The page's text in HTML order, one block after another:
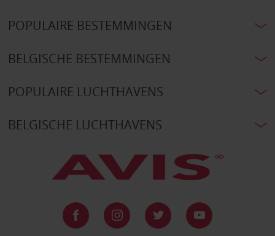
POPULAIRE BESTEMMINGEN
BELGISCHE BESTEMMINGEN
POPULAIRE LUCHTHAVENS
BELGISCHE LUCHTHAVENS